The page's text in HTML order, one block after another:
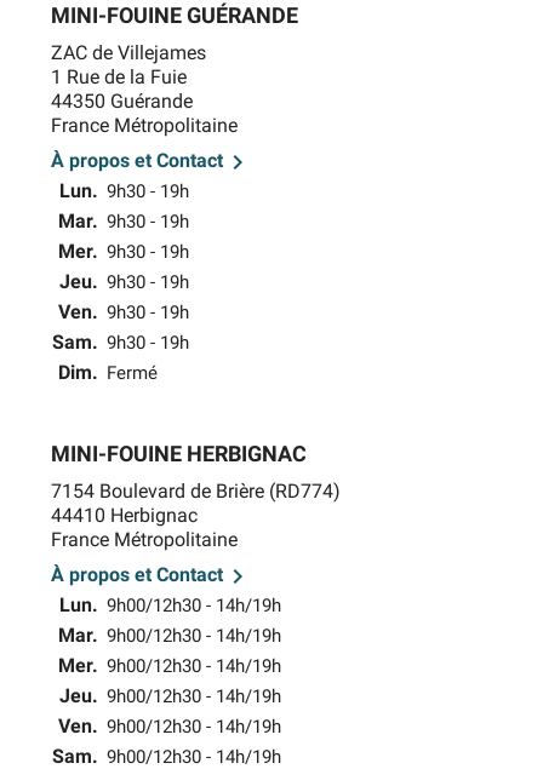
MINI-FOUINE GUÉRANDE
ZAC de Villejames
1 Rue de la Fuie
44350 Guérande
France Métropolitaine
À propos et Contact
Lun. 9h30 - 19h
Mar. 9h30 - 19h
Mer. 9h30 - 19h
Jeu. 9h30 - 19h
Ven. 9h30 - 19h
Sam. 9h30 - 19h
Dim. Fermé
MINI-FOUINE HERBIGNAC
7154 Boulevard de Brière (RD774)
44410 Herbignac
France Métropolitaine
À propos et Contact
Lun. 9h00/12h30 - 14h/19h
Mar. 9h00/12h30 - 14h/19h
Mer. 9h00/12h30 - 14h/19h
Jeu. 9h00/12h30 - 14h/19h
Ven. 9h00/12h30 - 14h/19h
Sam. 9h00/12h30 - 14h/19h